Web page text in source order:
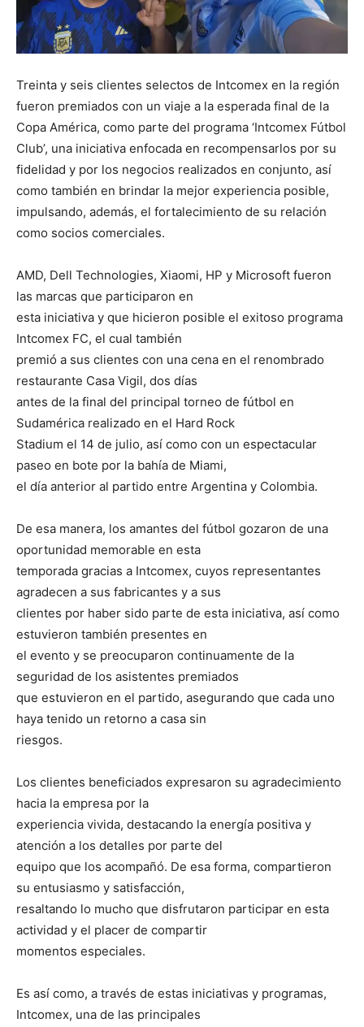
Treinta y seis clientes selectos de Intcomex en la región
fueron premiados con un viaje a la esperada final de la
Copa América, como parte del programa ‘Intcomex Fútbol
Club’, una iniciativa enfocada en recompensarlos por su
fidelidad y por los negocios realizados en conjunto, así
como también en brindar la mejor experiencia posible,
impulsando, además, el fortalecimiento de su relación
como socios comerciales.
AMD, Dell Technologies, Xiaomi, HP y Microsoft fueron
las marcas que participaron en
esta iniciativa y que hicieron posible el exitoso programa
Intcomex FC, el cual también
premió a sus clientes con una cena en el renombrado
restaurante Casa Vigil, dos días
antes de la final del principal torneo de fútbol en
Sudamérica realizado en el Hard Rock
Stadium el 14 de julio, así como con un espectacular
paseo en bote por la bahía de Miami,
el día anterior al partido entre Argentina y Colombia.
De esa manera, los amantes del fútbol gozaron de una
oportunidad memorable en esta
temporada gracias a Intcomex, cuyos representantes
agradecen a sus fabricantes y a sus
clientes por haber sido parte de esta iniciativa, así como
estuvieron también presentes en
el evento y se preocuparon continuamente de la
seguridad de los asistentes premiados
que estuvieron en el partido, asegurando que cada uno
haya tenido un retorno a casa sin
riesgos.
Los clientes beneficiados expresaron su agradecimiento
hacia la empresa por la
experiencia vivida, destacando la energía positiva y
atención a los detalles por parte del
equipo que los acompañó. De esa forma, compartieron
su entusiasmo y satisfacción,
resaltando lo mucho que disfrutaron participar en esta
actividad y el placer de compartir
momentos especiales.
Es así como, a través de estas iniciativas y programas,
Intcomex, una de las principales